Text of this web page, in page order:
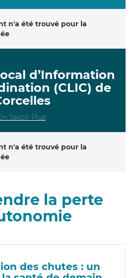
n'a été trouvé pour la
d’Information
(CLIC) de
Savoir Plus
n'a été trouvé pour la
la perte
des chutes : un